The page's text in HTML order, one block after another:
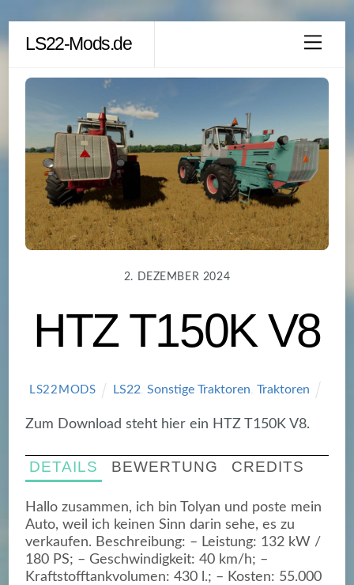
content
LS22-Mods.de
2. DEZEMBER 2024
HTZ T150K V8
LS22MODS LS22 ,Sonstige Traktoren ,Traktoren
Zum Download steht hier ein HTZ T150K V8.
DETAILS BEWERTUNG CREDITS
Hallo zusammen, ich bin Tolyan und poste mein
Auto, weil ich keinen Sinn darin sehe, es zu
verkaufen. Beschreibung: – Leistung: 132 kW /
180 PS; – Geschwindigkeit: 40 km/h; –
Kraftstofftankvolumen: 430 l.; – Kosten: 55.000